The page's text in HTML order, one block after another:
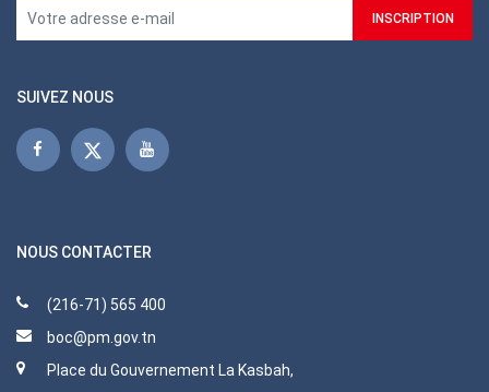
SUIVEZ NOUS
NOUS CONTACTER
(216-71) 565 400
boc@pm.gov.tn
Place du Gouvernement La Kasbah,